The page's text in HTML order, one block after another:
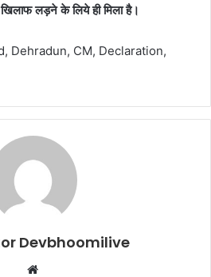
लड़ने के लिये ही मिला है।
Dehradun, CM, Declaration,
Devbhoomilive
Website